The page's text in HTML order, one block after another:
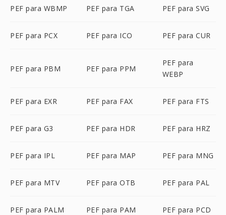
PEF para WBMP PEF para TGA PEF para SVG
PEF para PCX PEF para ICO PEF para CUR
PEF para PBM PEF para PPM
PEF para
WEBP
PEF para EXR PEF para FAX PEF para FTS
PEF para G3 PEF para HDR PEF para HRZ
PEF para IPL PEF para MAP PEF para MNG
PEF para MTV PEF para OTB PEF para PAL
PEF para PALM PEF para PAM PEF para PCD